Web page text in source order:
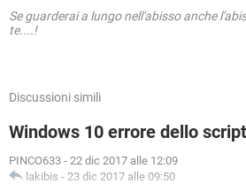
Se guarderai a lungo nell'abisso anche
te....!
Discussioni simili
Windows 10 errore dello
PINCO633 - 22 dic 2017 alle 12:09
lakibis - 23 dic 2017 alle 09:50